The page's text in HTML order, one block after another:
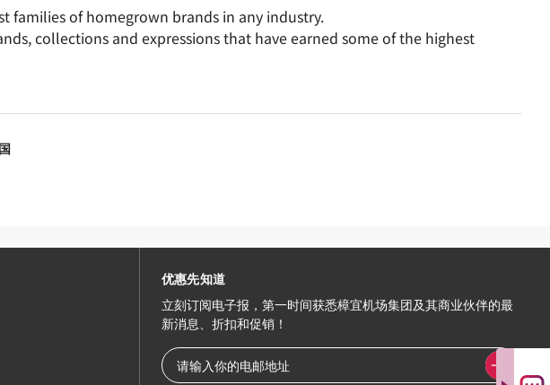
families of homegrown brands in any industry.
collections and expressions that have earned some of the highest
优惠先知道
立刻订阅电子报，第一时间获悉樟宜机场集团及其商业伙伴的最
新消息、折扣和促销！